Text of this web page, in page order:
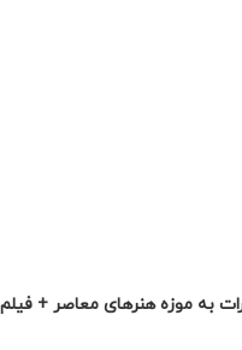
به موزه هنرهای معاصر + فیلم